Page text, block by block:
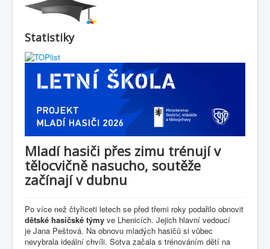
Statistiky
Mladí hasiči přes zimu trénují v
tělocvičně nasucho, soutěže
začínají v dubnu
Po více než čtyřiceti letech se před třemi roky podařilo obnovit
dětské hasičské týmy ve Lhenicích. Jejich hlavní vedoucí
je Jana Peštová. Na obnovu mladých hasičů si vůbec
nevybrala ideální chvíli. Sotva začala s trénováním dětí na